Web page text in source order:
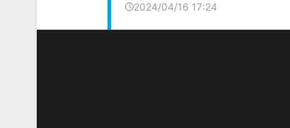
2024/04/16 17:24